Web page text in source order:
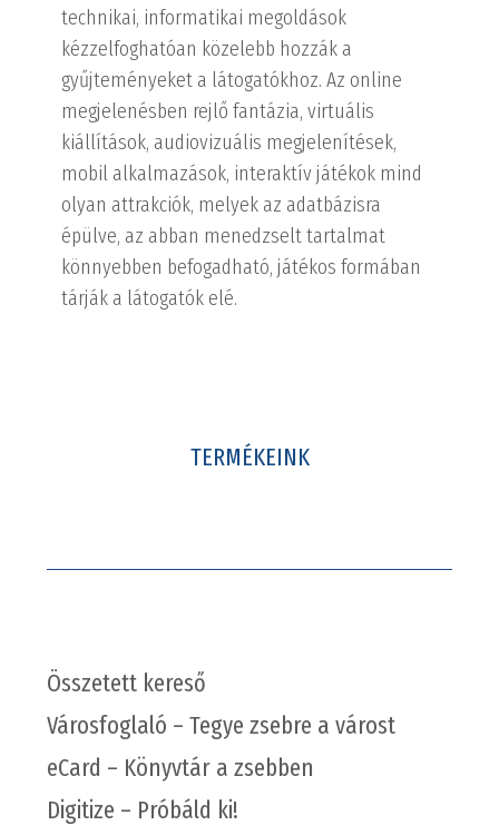
technikai, informatikai megoldások
kézzelfoghatóan közelebb hozzák a
gyűjteményeket a látogatókhoz. Az online
megjelenésben rejlő fantázia, virtuális
kiállítások, audiovizuális megjelenítések,
mobil alkalmazások, interaktív játékok mind
olyan attrakciók, melyek az adatbázisra
épülve, az abban menedzselt tartalmat
könnyebben befogadható, játékos formában
tárják a látogatók elé.
TERMÉKEINK
Összetett kereső
Városfoglaló – Tegye zsebre a várost
eCard – Könyvtár a zsebben
Digitize – Próbáld ki!